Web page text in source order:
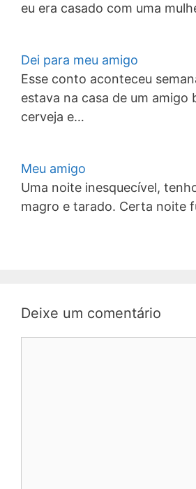
eu era casado com uma
Dei para meu amigo
Esse conto aconteceu
estava na casa de um amigo
cerveja e…
Meu amigo
Uma noite inesquecível,
magro e tarado. Certa noite
Deixe um comentário